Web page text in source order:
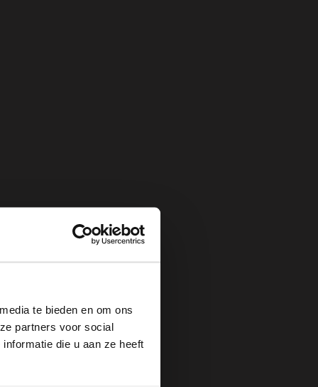
te bieden en om ons
partners voor social
die u aan ze heeft